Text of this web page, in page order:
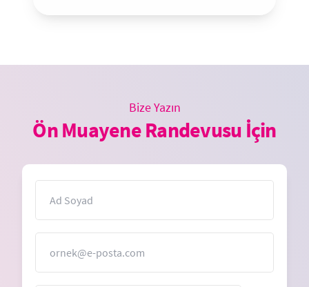
Bize Yazın
Ön Muayene Randevusu İçin